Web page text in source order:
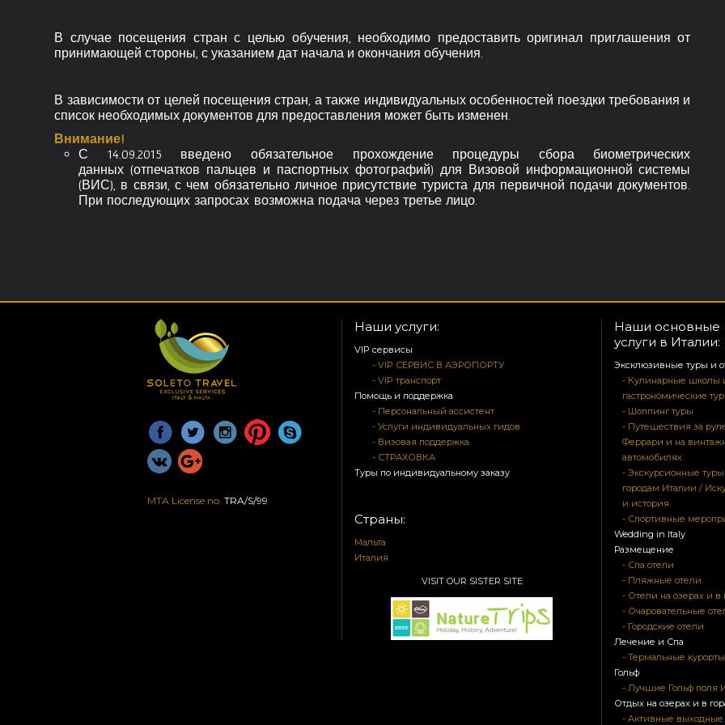
В случае посещения стран с целью обучения, необходимо предоставить оригинал приглашения от
принимающей стороны, с указанием дат начала и окончания обучения.
В зависимости от целей посещения стран, а также индивидуальных особенностей поездки требования и
список необходимых документов для предоставления может быть изменен.
Внимание!
С 14.09.2015 введено обязательное прохождение процедуры сбора биометрических
данных (отпечатков пальцев и паспортных фотографий) для Визовой информационной системы
(ВИС), в связи, с чем обязательно личное присутствие туриста для первичной подачи документов.
При последующих запросах возможна подача через третье лицо.
MTA License no. TRA/S/99
Наши услуги:
VIP сервисы
- VIP СЕРВИС В АЭРОПОРТУ
- VIP транспорт
Помощь и поддержка
- Персональный ассистент
- Услуги индивидуальных гидов
- Визовая поддержка
- СТРАХОВКА
Туры по индивидуальному заказу
Страны:
Мальта
Италия
VISIT OUR SISTER SITE
Наши основные
услуги в Италии:
Эксклюзивные туры и
- Кулинарные школы
гастрономические
- Шоппинг туры
- Путешествия за
Феррари и на
автомобилях
- Экскурсионные
городам Италии /
и история
- Спортивные
Wedding in Italy
Размещение
- Спа отели
- Пляжные отели
- Отели на озерах и в
- Очаровательные
- Городские отели
Лечение и Спа
- Термальные курорты
Гольф
- Лучшие Гольф поля
Отдых на озерах и в
- Активные выходные